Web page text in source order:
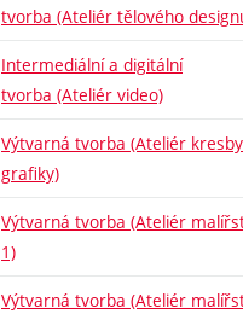
tvorba (Ateliér tělového
Intermediální a digitální
tvorba (Ateliér video)
Výtvarná tvorba (Ateliér
grafiky)
Výtvarná tvorba (Ateliér
1)
Výtvarná tvorba (Ateliér